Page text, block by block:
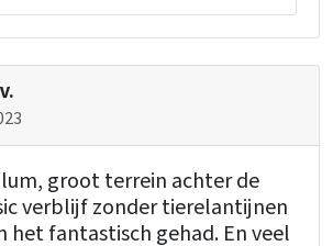
groot terrein achter de
verblijf zonder tierelantijnen
het fantastisch gehad. En veel